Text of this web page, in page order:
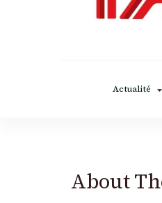
Actualité
About